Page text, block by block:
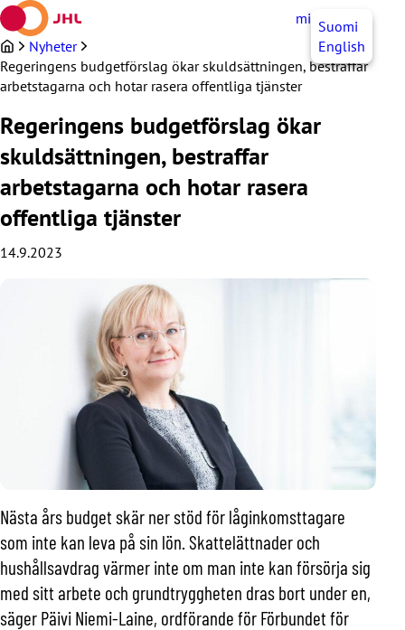
Hoppa
till
innehållet
mittJHL SV
Suomi
English
Nyheter
Regeringens budgetförslag ökar skuldsättningen, bestraffar
arbetstagarna och hotar rasera offentliga tjänster
Regeringens budgetförslag ökar
skuldsättningen, bestraffar
arbetstagarna och hotar rasera
offentliga tjänster
14.9.2023
Nästa års budget skär ner stöd för låginkomsttagare
som inte kan leva på sin lön. Skattelättnader och
hushållsavdrag värmer inte om man inte kan försörja sig
med sitt arbete och grundtryggheten dras bort under en,
säger Päivi Niemi-Laine, ordförande för Förbundet för